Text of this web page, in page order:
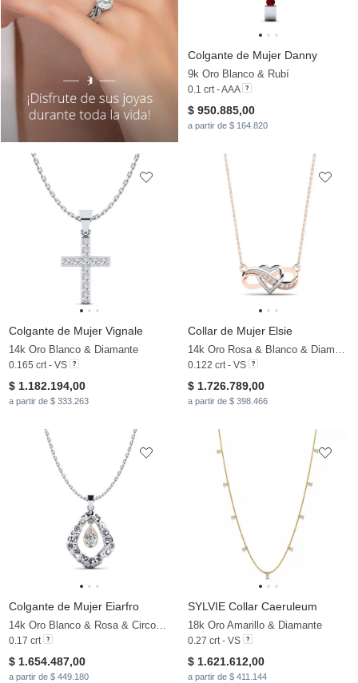
Colgante de Mujer Danny
9k Oro Blanco & Rubí
0.1 crt - AAA
$ 950.885,00
a partir de $ 164.820
Colgante de Mujer Vignale
14k Oro Blanco & Diamante
0.165 crt - VS
$ 1.182.194,00
a partir de $ 333.263
Collar de Mujer Elsie
14k Oro Rosa & Blanco & Diamante
0.122 crt - VS
$ 1.726.789,00
a partir de $ 398.466
Colgante de Mujer Eiarfro
14k Oro Blanco & Rosa & Circonita
0.17 crt
$ 1.654.487,00
a partir de $ 449.180
SYLVIE Collar Caeruleum
18k Oro Amarillo & Diamante
0.27 crt - VS
$ 1.621.612,00
a partir de $ 411.144